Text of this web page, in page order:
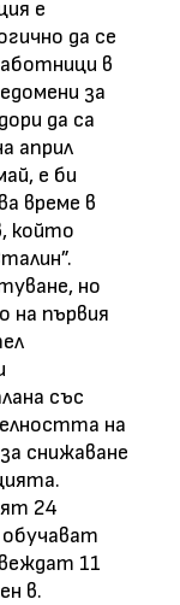
е
да се
в
за
да са
април
е би
време в
който
но
на първия
със
на
снижаване
24
11
в.